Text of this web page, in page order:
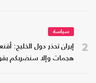
2
سياسة
إيران تحذر دول الخليج:
هجمات وإلا سنضربكم